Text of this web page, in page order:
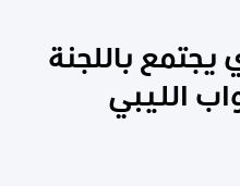
يجتمع باللجنة
الليبي